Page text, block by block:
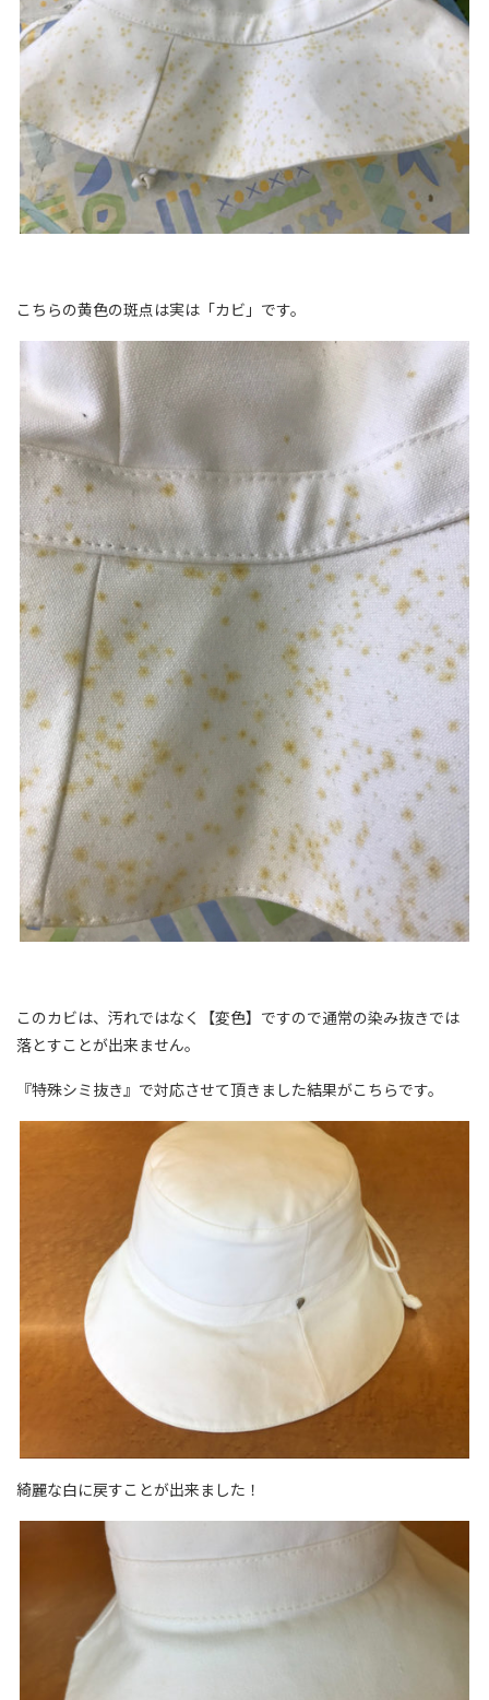
こちらの黄色の斑点は実は「カビ」です。
このカビは、汚れではなく【変色】ですので通常の染み抜きでは
落とすことが出来ません。
『特殊シミ抜き』で対応させて頂きました結果がこちらです。
綺麗な白に戻すことが出来ました！